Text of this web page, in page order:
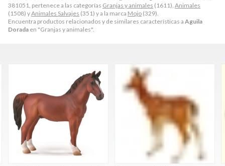
381051, pertenece a las categorías Granjas y animales (1611), Animales
(1508) yAnimales Salvajes (351) y a la marca Mojo (329).
Encuentra productos relacionados y de similares características a Aguila
Dorada en "Granjas y animales".